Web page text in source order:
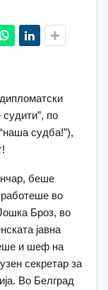
судити”, по
судба!”),
беше
во
Броз, во
јавна
и шеф на
секретар за
Во Белград